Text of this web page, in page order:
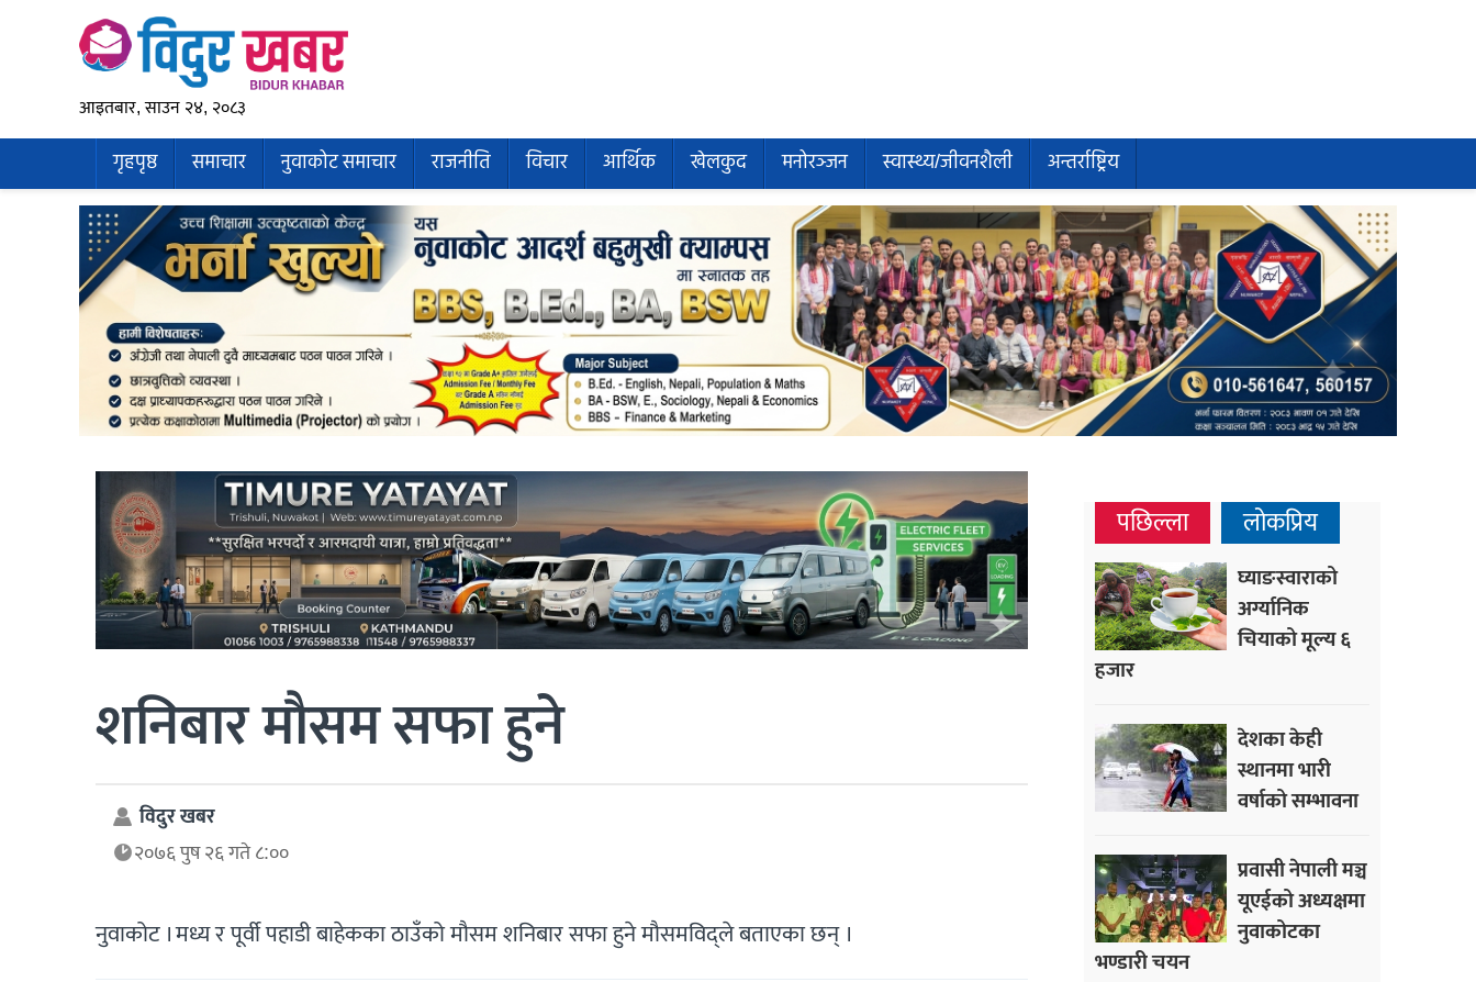
आइतबार, साउन २४, २०८३
गृहपृष्ठ समाचार नुवाकोट समाचार राजनीति विचार आर्थिक खेलकुद मनोरञ्जन स्वास्थ्य/जीवनशैली अन्तर्राष्ट्रिय
शनिबार मौसम सफा हुने
विदुर खबर
२०७६ पुष २६ गते ८:००
नुवाकोट । मध्य र पूर्वी पहाडी बाहेकका ठाउँको मौसम शनिबार सफा हुने मौसमविद्ले बताएका छन् ।
पछिल्ला लोकप्रिय
घ्याङस्वाराको
अर्ग्यानिक
चियाको मूल्य ६
हजार
देशका केही
स्थानमा भारी
वर्षाको सम्भावना
प्रवासी नेपाली मञ्च
यूएईको अध्यक्षमा
नुवाकोटका
भण्डारी चयन